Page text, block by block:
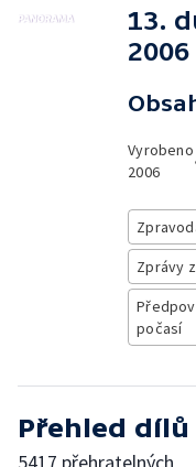
13.
2006
Vyrobeno
2006
Zprávy
počasí
Přehled dílů